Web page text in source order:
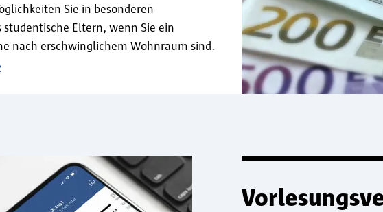
Sie in besonderen
studentische Eltern, wenn Sie ein
nach erschwinglichem Wohnraum sind.